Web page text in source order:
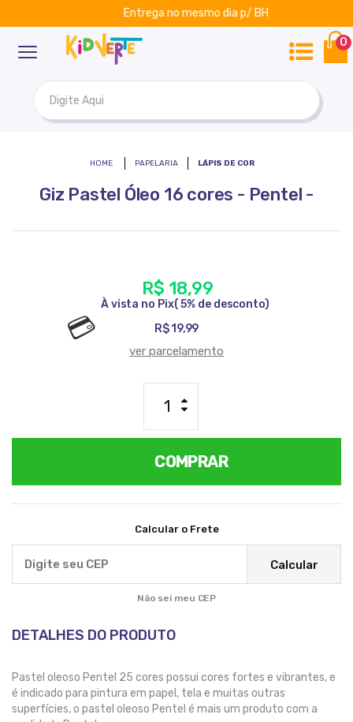
Entrega no mesmo dia p/ BH
0
Kidverte
PAPELARIA LÁPIS DE COR
Giz Pastel Óleo 16 cores - Pentel -
R$ 19,99
R$ 18,99
ver parcelamento
COMPRAR
Calcular o Frete
Calcular
Não sei meu CEP
DETALHES DO PRODUTO
Pastel oleoso Pentel 25 cores possui cores fortes e vibrantes, e
é indicado para pintura em papel, tela e muitas outras
superfícies, o pastel oleoso Pentel é mais um produto com a